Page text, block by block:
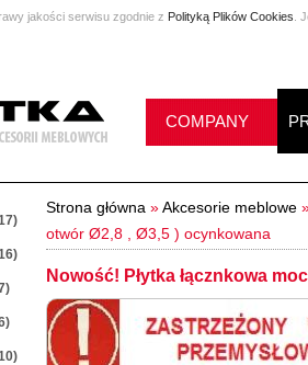
jakości serwisu zgodnie z Polityką Plików Cookies .
COMPANY
Strona główna »Akcesorie meblowe
otwór Ø2,8 , Ø3,5 ) ocynkowana
Nowość! Płytka łącznkowa